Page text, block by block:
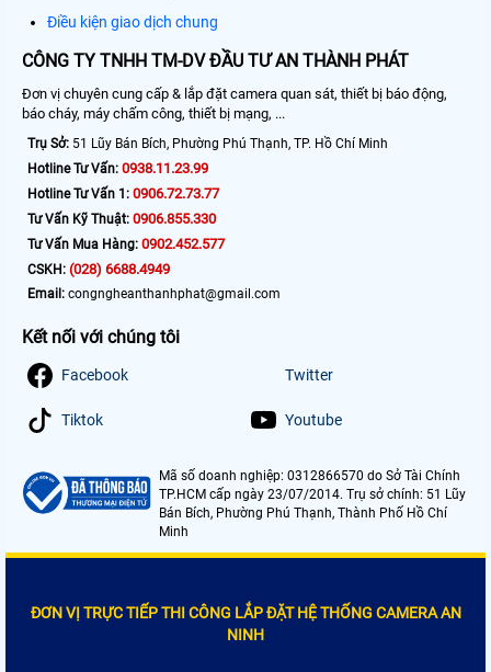
Điều kiện giao dịch chung
CÔNG TY TNHH TM-DV ĐẦU TƯ AN THÀNH PHÁT
Đơn vị chuyên cung cấp & lắp đặt camera quan sát, thiết bị báo động,
báo cháy, máy chấm công, thiết bị mạng, ...
Trụ Sở: 51 Lũy Bán Bích, Phường Phú Thạnh, TP. Hồ Chí Minh
Hotline Tư Vấn: 0938.11.23.99
Hotline Tư Vấn 1: 0906.72.73.77
Tư Vấn Kỹ Thuật: 0906.855.330
Tư Vấn Mua Hàng: 0902.452.577
CSKH: (028) 6688.4949
Email: congngheanthanhphat@gmail.com
Kết nối với chúng tôi
Facebook Twitter
Tiktok Youtube
Mã số doanh nghiệp: 0312866570 do Sở Tài Chính
TP.HCM cấp ngày 23/07/2014. Trụ sở chính: 51 Lũy
Bán Bích, Phường Phú Thạnh, Thành Phố Hồ Chí
Minh
ĐƠN VỊ TRỰC TIẾP THI CÔNG LẮP ĐẶT HỆ THỐNG CAMERA AN
NINH